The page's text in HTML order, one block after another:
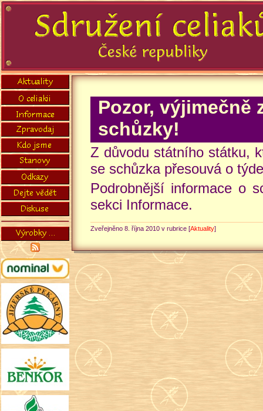
Pozor, výjimečně
schůzky!
Z důvodu státního státku,
se schůzka přesouvá o
Podrobnější informace o
sekci Informace.
Zveřejněno 8. října 2010 v rubrice [Aktuality]